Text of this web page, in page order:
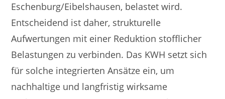
Eschenburg/Eibelshausen, belastet wird.
Entscheidend ist daher, strukturelle
Aufwertungen mit einer Reduktion stofflicher
Belastungen zu verbinden. Das KWH setzt sich
für solche integrierten Ansätze ein, um
nachhaltige und langfristig wirksame